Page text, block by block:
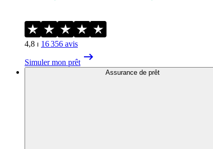
4,8 ⏐ 16 356 avis
Simuler mon prêt
Assurance de prêt